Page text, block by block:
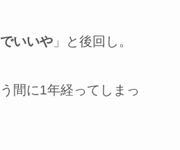
いいや」と後回し。
間に1年経ってしまっ